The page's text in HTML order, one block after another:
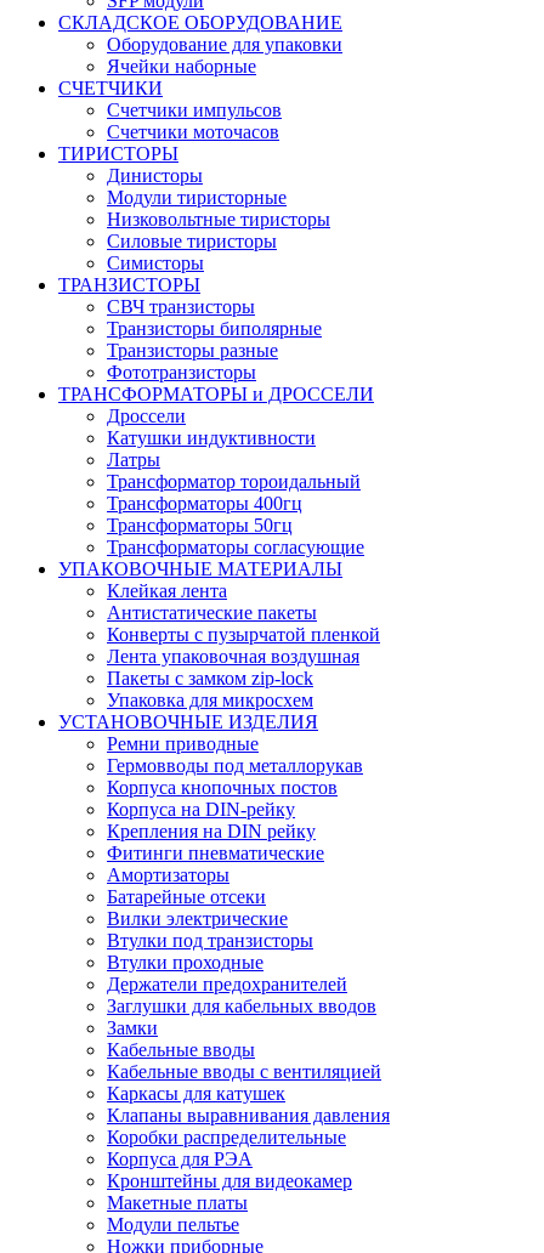
СКЛАДСКОЕ ОБОРУДОВАНИЕ
Оборудование для упаковки
Ячейки наборные
СЧЕТЧИКИ
Счетчики импульсов
Счетчики моточасов
ТИРИСТОРЫ
Динисторы
Модули тиристорные
Низковольтные тиристоры
Силовые тиристоры
Симисторы
ТРАНЗИСТОРЫ
СВЧ транзисторы
Транзисторы биполярные
Транзисторы разные
Фототранзисторы
ТРАНСФОРМАТОРЫ и ДРОССЕЛИ
Дроссели
Катушки индуктивности
Латры
Трансформатор тороидальный
Трансформаторы 400гц
Трансформаторы 50гц
Трансформаторы согласующие
УПАКОВОЧНЫЕ МАТЕРИАЛЫ
Клейкая лента
Антистатические пакеты
Конверты с пузырчатой пленкой
Лента упаковочная воздушная
Пакеты с замком zip-lock
Упаковка для микросхем
УСТАНОВОЧНЫЕ ИЗДЕЛИЯ
Ремни приводные
Гермовводы под металлорукав
Корпуса кнопочных постов
Корпуса на DIN-рейку
Крепления на DIN рейку
Фитинги пневматические
Амортизаторы
Батарейные отсеки
Вилки электрические
Втулки под транзисторы
Втулки проходные
Держатели предохранителей
Заглушки для кабельных вводов
Замки
Кабельные вводы
Кабельные вводы с вентиляцией
Каркасы для катушек
Клапаны выравнивания давления
Коробки распределительные
Корпуса для РЭА
Кронштейны для видеокамер
Макетные платы
Модули пельтье
Ножки приборные